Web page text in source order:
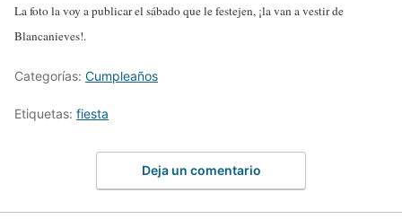
La foto la voy a publicar el sábado que le festejen, ¡la van a vestir de
Blancanieves!.
Categorías: Cumpleaños
Etiquetas: fiesta
Deja un comentario